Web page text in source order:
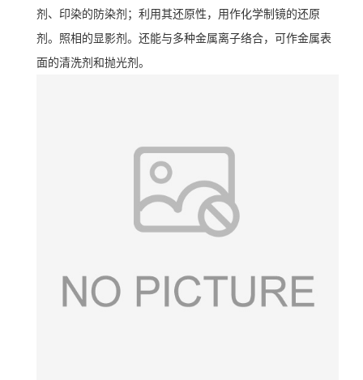
剂、印染的防染剂；利用其还原性，用作化学制镜的还原
剂。照相的显影剂。还能与多种金属离子络合，可作金属表
面的清洗剂和抛光剂。